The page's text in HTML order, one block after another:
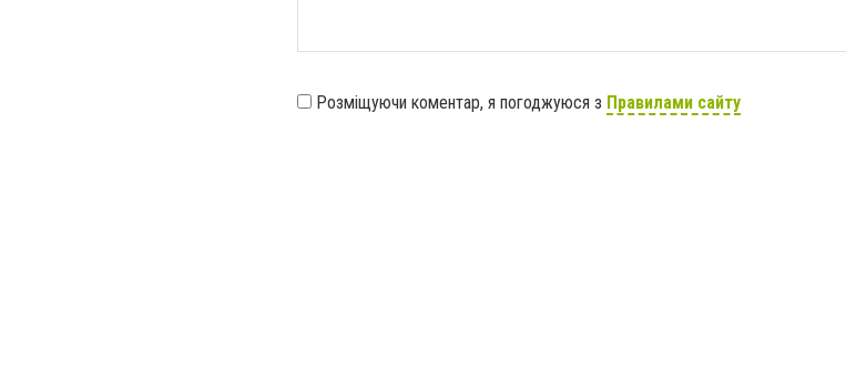
Розміщуючи коментар, я погоджуюся з Правилами сайту